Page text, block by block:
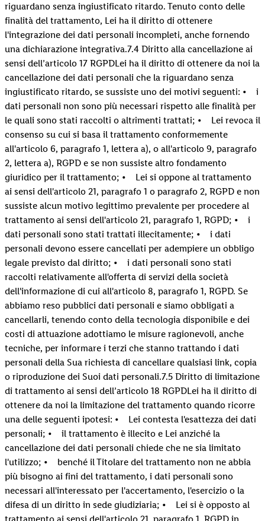
riguardano senza ingiustificato ritardo. Tenuto conto delle
finalità del trattamento, Lei ha il diritto di ottenere
l'integrazione dei dati personali incompleti, anche fornendo
una dichiarazione integrativa.7.4 Diritto alla cancellazione ai
sensi dell’articolo 17 RGPDLei ha il diritto di ottenere da noi la
cancellazione dei dati personali che la riguardano senza
ingiustificato ritardo, se sussiste uno dei motivi seguenti: • i
dati personali non sono più necessari rispetto alle finalità per
le quali sono stati raccolti o altrimenti trattati; • Lei revoca il
consenso su cui si basa il trattamento conformemente
all'articolo 6, paragrafo 1, lettera a), o all'articolo 9, paragrafo
2, lettera a), RGPD e se non sussiste altro fondamento
giuridico per il trattamento; • Lei si oppone al trattamento
ai sensi dell'articolo 21, paragrafo 1 o paragrafo 2, RGPD e non
sussiste alcun motivo legittimo prevalente per procedere al
trattamento ai sensi dell'articolo 21, paragrafo 1, RGPD; • i
dati personali sono stati trattati illecitamente; • i dati
personali devono essere cancellati per adempiere un obbligo
legale previsto dal diritto; • i dati personali sono stati
raccolti relativamente all'offerta di servizi della società
dell'informazione di cui all'articolo 8, paragrafo 1, RGPD. Se
abbiamo reso pubblici dati personali e siamo obbligati a
cancellarli, tenendo conto della tecnologia disponibile e dei
costi di attuazione adottiamo le misure ragionevoli, anche
tecniche, per informare i terzi che stanno trattando i dati
personali della Sua richiesta di cancellare qualsiasi link, copia
o riproduzione dei Suoi dati personali.7.5 Diritto di limitazione
di trattamento ai sensi dell’articolo 18 RGPDLei ha il diritto di
ottenere da noi la limitazione del trattamento quando ricorre
una delle seguenti ipotesi: • Lei contesta l'esattezza dei dati
personali; • il trattamento è illecito e Lei anziché la
cancellazione dei dati personali chiede che ne sia limitato
l'utilizzo; • benché il Titolare del trattamento non ne abbia
più bisogno ai fini del trattamento, i dati personali sono
necessari all'interessato per l'accertamento, l'esercizio o la
difesa di un diritto in sede giudiziaria; • Lei si è opposto al